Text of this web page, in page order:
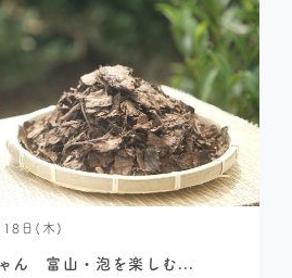
18日(木)
ん 富山・泡を楽しむ...